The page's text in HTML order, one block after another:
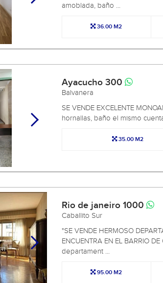
amoblada, baño ...
36.00 M2
Ayacucho 300
Balvanera
SE VENDE EXCELENTE
hornallas, baño el mismo
35.00 M2
Rio de janeiro 1000
Caballito Sur
"SE VENDE HERMOSO
ENCUENTRA EN EL BARRIO
departament ...
95.00 M2